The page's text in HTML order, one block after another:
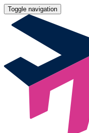
Toggle navigation